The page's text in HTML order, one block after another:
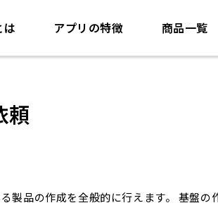
は アプリの特徴 商品一覧
頼
製品の作成を全般的に行えます。 基盤